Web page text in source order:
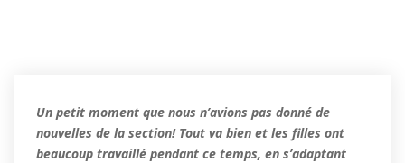
Un petit moment que nous n’avions pas donné de
nouvelles de la section! Tout va bien et les filles ont
beaucoup travaillé pendant ce temps, en s’adaptant